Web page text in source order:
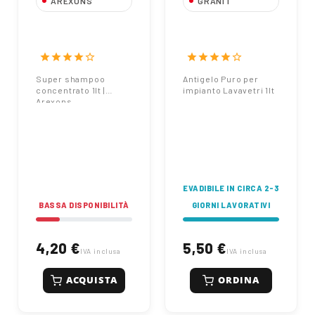
Arexons
starstarstarstarstar_border
Super shampoo
concentrato 1lt |
Arexons
BASSA DISPONIBILITÀ
4,20 €IVA inclusa
ACQUISTA
1lt
starstarstarstarstar_border
Antigelo Puro per
impianto Lavavetri 1lt
EVADIBILE IN CIRCA 2-3
GIORNI LAVORATIVI
5,50 €IVA inclusa
ORDINA